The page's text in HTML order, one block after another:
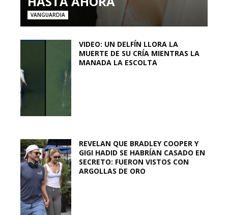
VANGUARDIA
VIDEO: UN DELFÍN LLORA LA
MUERTE DE SU CRÍA MIENTRAS LA
MANADA LA ESCOLTA
REVELAN QUE BRADLEY COOPER Y
GIGI HADID SE HABRÍAN CASADO EN
SECRETO: FUERON VISTOS CON
ARGOLLAS DE ORO